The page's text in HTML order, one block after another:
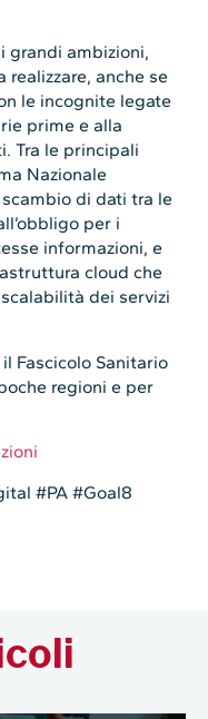
grandi ambizioni,
anche se
le incognite legate
prime e alla
Tra le principali
Nazionale
di dati tra le
per i
informazioni, e
cloud che
dei servizi
Fascicolo Sanitario
regioni e per
#PA #Goal8